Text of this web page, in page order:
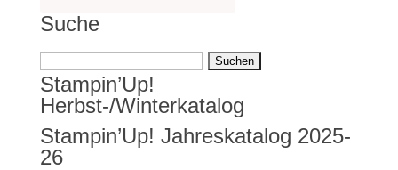
Suche
Suchen
nach:
Stampin’Up!
Herbst-/Winterkatalog
Stampin’Up! Jahreskatalog 2025-
26